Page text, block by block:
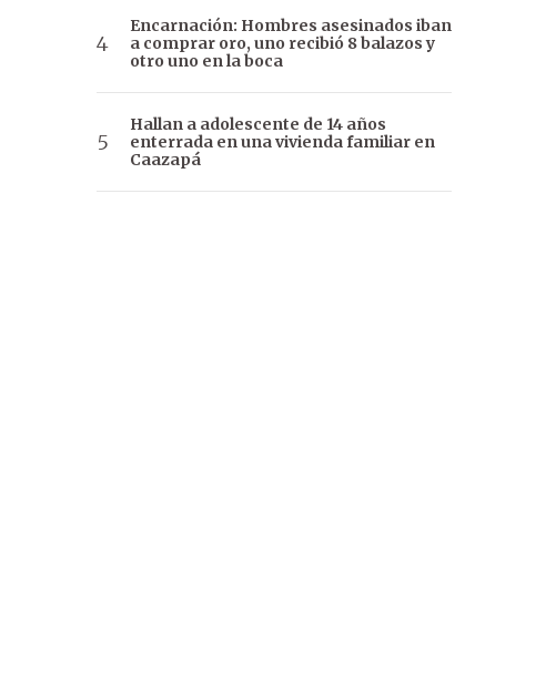
Encarnación: Hombres asesinados iban
a comprar oro, uno recibió 8 balazos y
otro uno en la boca
Hallan a adolescente de 14 años
enterrada en una vivienda familiar en
Caazapá